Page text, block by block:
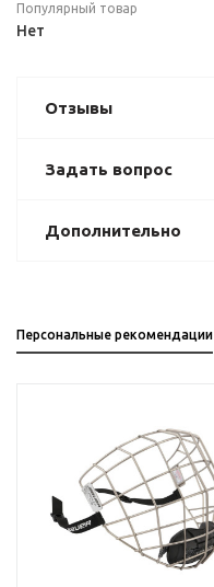
Популярный товар
Нет
Отзывы
Задать вопрос
Дополнительно
Персональные рекомендации